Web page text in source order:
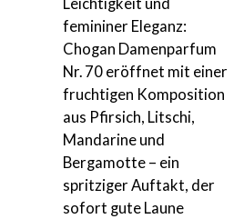
Leichtigkeit und
femininer Eleganz:
Chogan Damenparfum
Nr. 70 eröffnet mit einer
fruchtigen Komposition
aus Pfirsich, Litschi,
Mandarine und
Bergamotte – ein
spritziger Auftakt, der
sofort gute Laune